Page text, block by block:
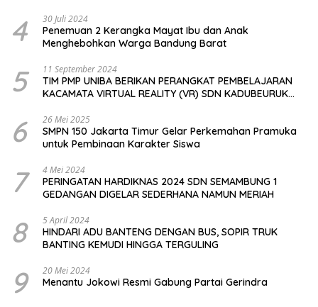
4 30 Juli 2024
Penemuan 2 Kerangka Mayat Ibu dan Anak
Menghebohkan Warga Bandung Barat
5 11 September 2024
TIM PMP UNIBA BERIKAN PERANGKAT PEMBELAJARAN
KACAMATA VIRTUAL REALITY (VR) SDN KADUBEURUK
6 26 Mei 2025
SMPN 150 Jakarta Timur Gelar Perkemahan Pramuka
untuk Pembinaan Karakter Siswa
7 4 Mei 2024
PERINGATAN HARDIKNAS 2024 SDN SEMAMBUNG 1
GEDANGAN DIGELAR SEDERHANA NAMUN MERIAH
8 5 April 2024
HINDARI ADU BANTENG DENGAN BUS, SOPIR TRUK
BANTING KEMUDI HINGGA TERGULING
9 20 Mei 2024
Menantu Jokowi Resmi Gabung Partai Gerindra